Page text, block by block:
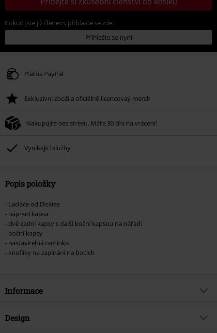
Pokud jste již členem, přihlaste se zde:
Přihlašte se nyní
Platba PayPal
Exkluzivní zboží a oficiálně licencovaý merch
Nakupujte bez stresu. Máte 30 dní na vrácení!
Vynikající služby
Popis položky
- Lacláče od Dickies
- náprsní kapsa
- dvě zadní kapsy s další boční kapsou na nářadí
- boční kapsy
- nastavitelná ramínka
- knoflíky na zapínání na bocích
Informace
Zboží č.
Design